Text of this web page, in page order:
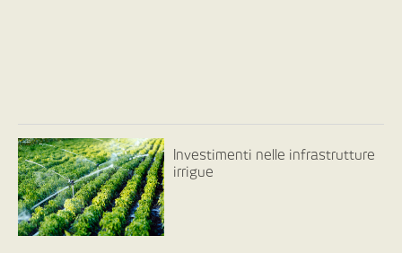
Investimenti nelle infrastrutture
irrigue